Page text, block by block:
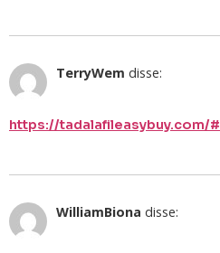
TerryWem disse:
https://tadalafileasybuy.com/#
WilliamBiona disse: